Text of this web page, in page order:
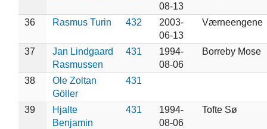
08-13
36 Rasmus Turin 432
2003-
06-13
Værneengene
37
Jan Lindgaard
Rasmussen
431
1994-
08-06
Borreby Mose
38
Ole Zoltan
Göller
431
39
Hjalte
Benjamin
431
1994-
08-06
Tofte Sø